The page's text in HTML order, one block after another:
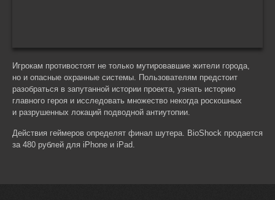
Игрокам противостоят не только мутировавшие жители города,
но и опасные охранные системы. Пользователям предстоит
разобраться в запутанной истории проекта, узнать историю
главного героя и исследовать множество некогда роскошных
и разрушенных локаций подводной антиутопии.
Действия геймеров определят финал шутера. BioShock продается
за 480 рублей для iPhone и iPad.